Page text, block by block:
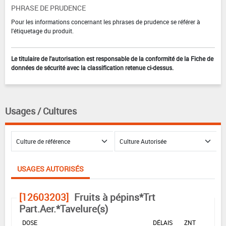
PHRASE DE PRUDENCE
Pour les informations concernant les phrases de prudence se référer à
l'étiquetage du produit.
Le titulaire de l'autorisation est responsable de la conformité de la Fiche de
données de sécurité avec la classification retenue ci-dessus.
Usages / Cultures
USAGES AUTORISÉS
[12603203] Fruits à pépins*Trt
Part.Aer.*Tavelure(s)
DOSE DÉLAIS ZNT